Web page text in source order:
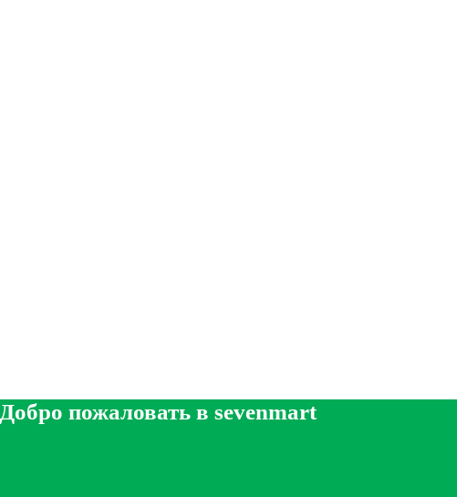
Добро пожаловать в sevenmart